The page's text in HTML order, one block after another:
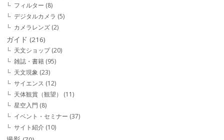
フィルター (8)
デジタルカメラ (5)
カメラレンズ (2)
ガイド (216)
天文ショップ(20)
雑誌・書籍 (95)
天文現象 (23)
サイエンス (12)
天体観賞（観望）
(11)
星空入門 (8)
イベント・セミナー (37)
サイト紹介 (10)